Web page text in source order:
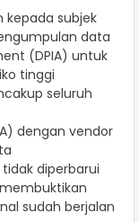
kepada subjek
data
(DPIA) untuk
tinggi
seluruh
dengan vendor
diperbarui
sudah berjalan